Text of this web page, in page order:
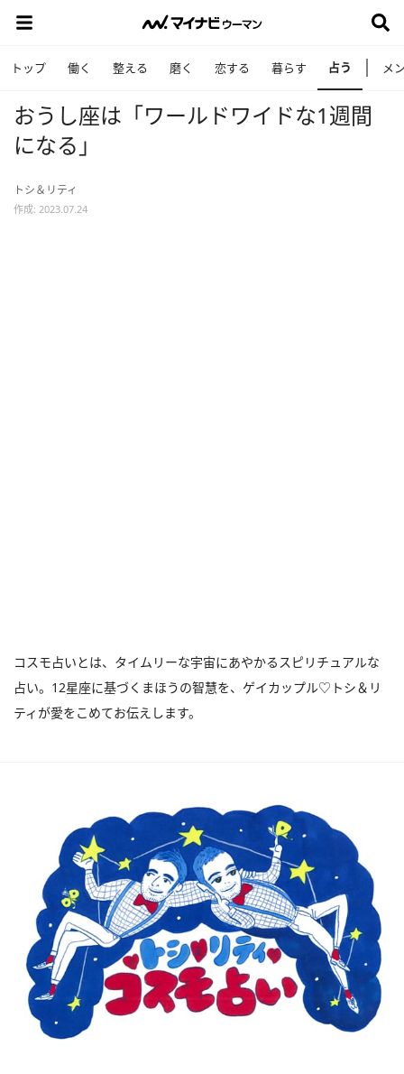
トップ 働く 整える 磨く 恋する 暮らす 占う メ
おうし座は「ワールドワイドな1週間
になる」
トシ＆リティ
作成: 2023.07.24
コスモ占いとは、タイムリーな宇宙にあやかるスピリチュアルな
占い。12星座に基づくまほうの智慧を、ゲイカップル♡トシ＆リ
ティが愛をこめてお伝えします。